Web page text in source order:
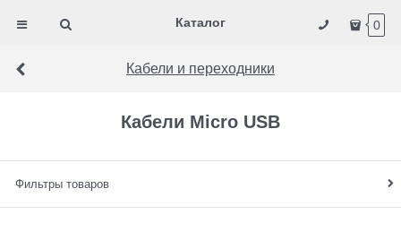
Каталог 0
Кабели и переходники
Кабели Micro USB
Фильтры товаров